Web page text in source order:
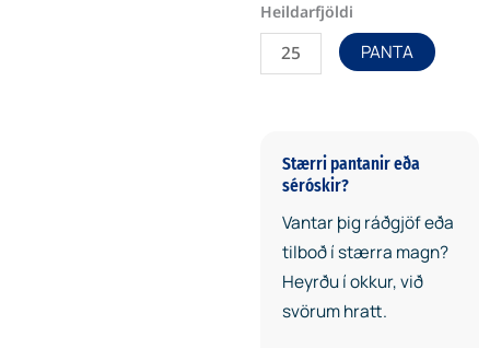
PANTA
Stærri pantanir eða
séróskir?
Vantar þig ráðgjöf eða
tilboð í stærra magn?
Heyrðu í okkur, við
svörum hratt.